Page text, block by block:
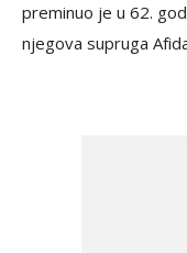
preminuo je u 62.
njegova supruga